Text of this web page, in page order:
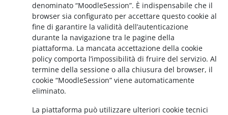
denominato “MoodleSession”. È indispensabile che il
browser sia configurato per accettare questo cookie al
fine di garantire la validità dell’autenticazione
durante la navigazione tra le pagine della
piattaforma. La mancata accettazione della cookie
policy comporta l’impossibilità di fruire del servizio. Al
termine della sessione o alla chiusura del browser, il
cookie “MoodleSession” viene automaticamente
eliminato.
La piattaforma può utilizzare ulteriori cookie tecnici